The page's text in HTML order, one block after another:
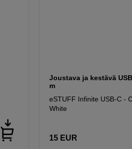
Joustava ja kestävä
m
eSTUFF Infinite USB-C -
White
15 EUR